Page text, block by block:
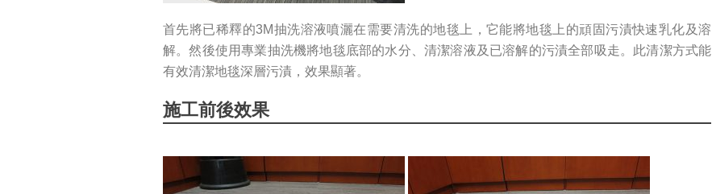
首先將已稀釋的3M抽洗溶液噴灑在需要清洗的地毯上，它能將地毯上的頑固污漬快速乳化及溶
解。然後使用專業抽洗機將地毯底部的水分、清潔溶液及已溶解的污漬全部吸走。此清潔方式能
有效清潔地毯深層污漬，效果顯著。
施工前後效果